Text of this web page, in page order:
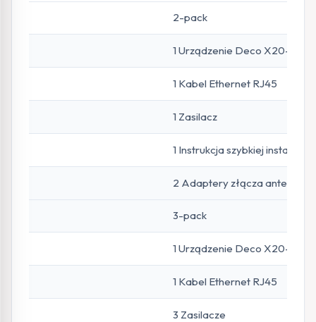
2-pack
1 Urządzenie Deco X20-4G
1 Kabel Ethernet RJ45
1 Zasilacz
1 Instrukcja szybkiej instalacji
2 Adaptery złącza
3-pack
1 Urządzenie Deco X20-4G
1 Kabel Ethernet RJ45
3 Zasilacze